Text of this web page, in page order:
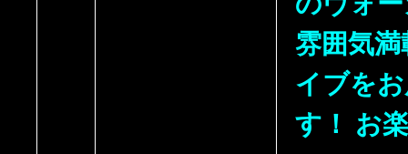
雰囲気
イブを
す！ お